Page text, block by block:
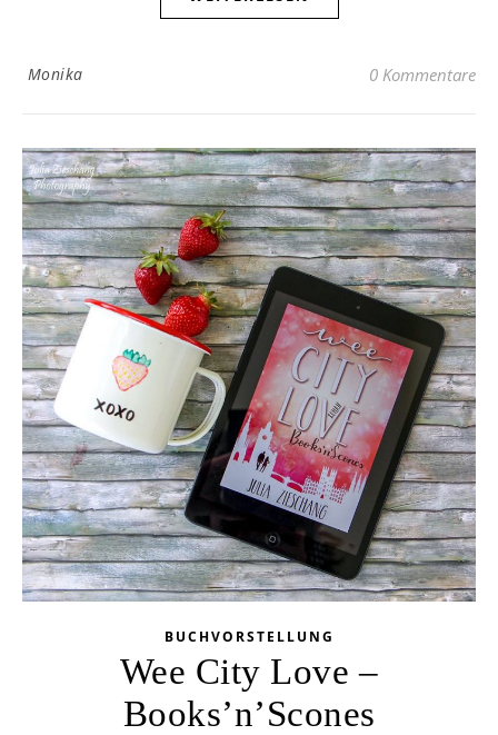
Monika 0 Kommentare
BUCHVORSTELLUNG
Wee City Love –
Books’n’Scones